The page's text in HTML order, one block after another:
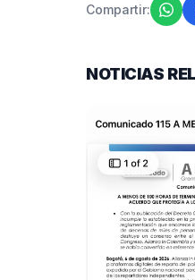
Compartir:
NOTICIAS